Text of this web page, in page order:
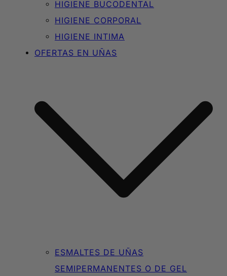
HIGIENE BUCODENTAL
HIGIENE CORPORAL
HIGIENE INTIMA
OFERTAS EN UÑAS
ESMALTES DE UÑAS
SEMIPERMANENTES O DE GEL